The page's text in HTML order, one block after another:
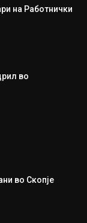
на Работнички
во
во Скопје